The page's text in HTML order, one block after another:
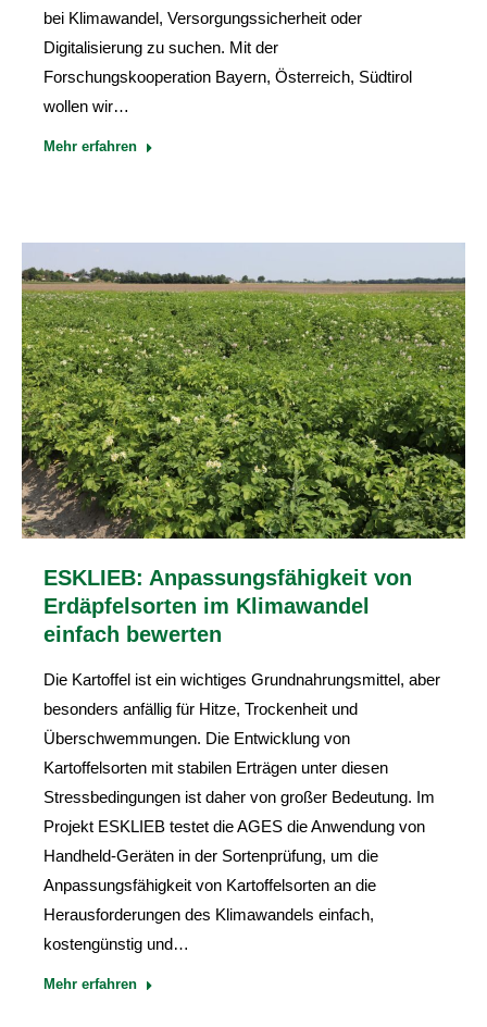
bei Klimawandel, Versorgungssicherheit oder
Digitalisierung zu suchen. Mit der
Forschungskooperation Bayern, Österreich, Südtirol
wollen wir…
Mehr erfahren
ESKLIEB: Anpassungsfähigkeit von
Erdäpfelsorten im Klimawandel
einfach bewerten
Die Kartoffel ist ein wichtiges Grundnahrungsmittel, aber
besonders anfällig für Hitze, Trockenheit und
Überschwemmungen. Die Entwicklung von
Kartoffelsorten mit stabilen Erträgen unter diesen
Stressbedingungen ist daher von großer Bedeutung. Im
Projekt ESKLIEB testet die AGES die Anwendung von
Handheld-Geräten in der Sortenprüfung, um die
Anpassungsfähigkeit von Kartoffelsorten an die
Herausforderungen des Klimawandels einfach,
kostengünstig und…
Mehr erfahren